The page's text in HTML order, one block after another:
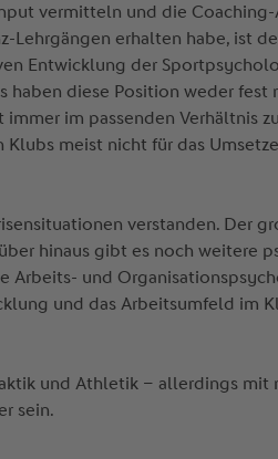
vermitteln und die
Lehrgängen erhalten habe, ist
Entwicklung der
haben diese Position weder fest
im passenden Verhältnis
meist nicht für das
verstanden. Der
hinaus gibt es noch weitere
Arbeits- und
und das Arbeitsumfeld im
und Athletik – allerdings mit
sein.